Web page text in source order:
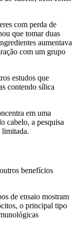
com perda de
que tomar duas
aumentava
com um grupo
estudos que
contendo sílica
em uma
cabelo, a pesquisa
limitada.
benefícios
de ensaio mostram
o principal tipo